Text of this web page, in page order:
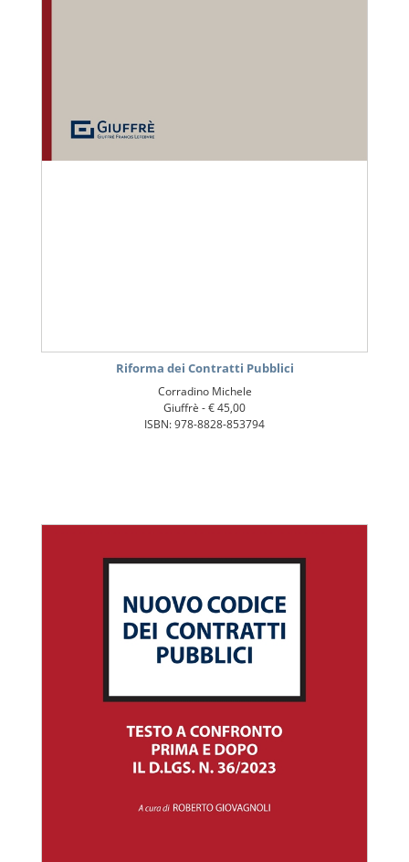
Riforma dei Contratti Pubblici
Corradino Michele
Giuffrè -€ 45,00
ISBN: 978-8828-853794